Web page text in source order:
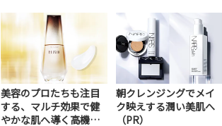
美容のプロたちも注目
する、マルチ効果で健
やかな肌へ導く高機能
朝クレンジングでメイ
ク映えする潤い美肌へ
（PR）